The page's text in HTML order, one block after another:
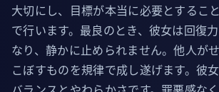
大切にし、目標が本当に必要とするこ
で行います。最良のとき、彼女は回復
なり、静かに止められません。他人が
こぼすものを規律で成し遂げます。彼